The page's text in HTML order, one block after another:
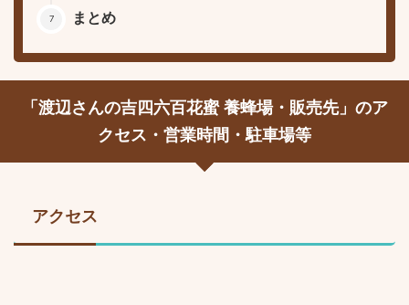
まとめ
「渡辺さんの吉四六百花蜜 養蜂場・販売先」のア
クセス・営業時間・駐車場等
アクセス